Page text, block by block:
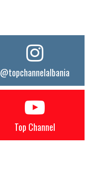
@topchannelalbania
Top Channel